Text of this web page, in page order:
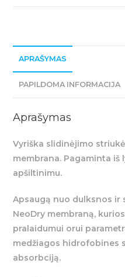
GRAFITO
MĖLYNA
APRAŠYMAS
PAPILDOMA INFORMACIJA
Aprašymas
Vyriška slidinėjimo
membrana. Pagaminta
apšiltinimu.
Apsaugą nuo dulksnos ir
NeoDry membraną,
pralaidumui orui
medžiagos hidrofobines
absorbciją.